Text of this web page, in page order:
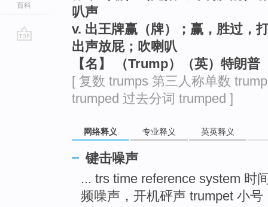
百科
叭声
v. 出王牌赢（牌）；赢，胜过
出声放屁；吹喇叭
【名】 （Trump）（英）特朗普
[ 复数 trumps 第三人称单数
trumped 过去分词 trumped ]
网络释义 专业释义 英英释义
键击噪声
... trs time reference system 时
频噪声，开机砰声 trumpet 小号